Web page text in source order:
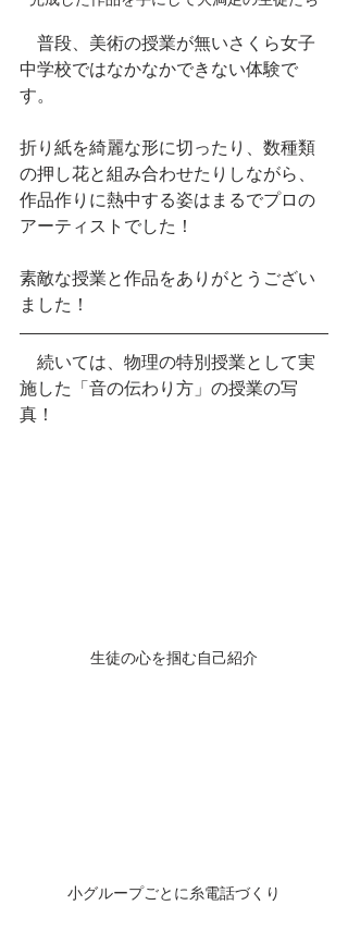
普段、美術の授業が無いさくら女子
中学校ではなかなかできない体験で
す。
折り紙を綺麗な形に切ったり、数種類
の押し花と組み合わせたりしながら、
作品作りに熱中する姿はまるでプロの
アーティストでした！
素敵な授業と作品をありがとうござい
ました！
続いては、物理の特別授業として実
施した「音の伝わり方」の授業の写
真！
生徒の心を掴む自己紹介
小グループごとに糸電話づくり